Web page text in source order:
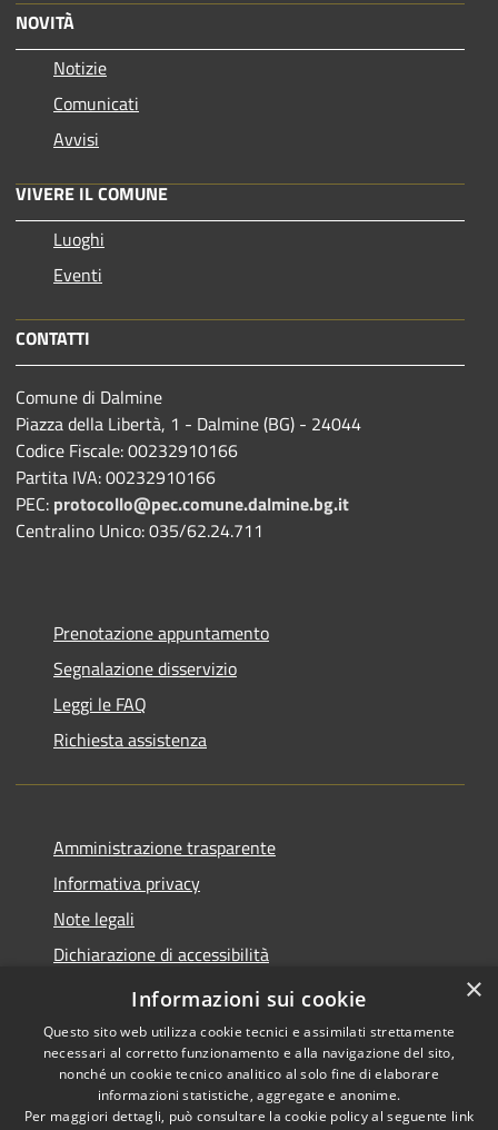
NOVITÀ
Notizie
Comunicati
Avvisi
VIVERE IL COMUNE
Luoghi
Eventi
CONTATTI
Comune di Dalmine
Piazza della Libertà, 1 - Dalmine (BG) - 24044
Codice Fiscale: 00232910166
Partita IVA: 00232910166
PEC: protocollo@pec.comune.dalmine.bg.it
Centralino Unico: 035/62.24.711
Prenotazione appuntamento
Segnalazione disservizio
Leggi le FAQ
Richiesta assistenza
Amministrazione trasparente
Informativa privacy
Note legali
Dichiarazione di accessibilità
Piano di miglioramento del sito
Copyright © 2026 • Comune di
×
Informazioni sui cookie
Questo sito web utilizza cookie tecnici e assimilati strettamente
necessari al corretto funzionamento e alla navigazione del sito,
nonché un cookie tecnico analitico al solo fine di elaborare
informazioni statistiche, aggregate e anonime.
Per maggiori dettagli, può consultare la cookie policy al seguente link